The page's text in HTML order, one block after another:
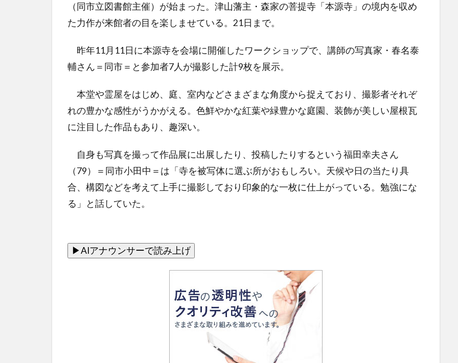
（同市立図書館主催）が始まった。津山藩主・森家の菩提寺「本源寺」の境内を収め
た力作が来館者の目を楽しませている。21日まで。
昨年11月11日に本源寺を会場に開催したワークショップで、講師の写真家・春名泰
輔さん＝同市＝と参加者7人が撮影した計9枚を展示。
本堂や霊屋をはじめ、庭、室内などさまざまな角度から捉えており、撮影者それぞ
れの豊かな感性がうかがえる。色鮮やかな紅葉や緑豊かな庭園、装飾が美しい屋根瓦
に注目した作品もあり、趣深い。
自身も写真を撮って作品展に出展したり、投稿したりするという福田幸夫さん
（79）＝同市小田中＝は「寺を被写体に選ぶ所がおもしろい。天候や日の当たり具
合、構図などを考えて上手に撮影しており印象的な一枚に仕上がっている。勉強にな
る」と話していた。